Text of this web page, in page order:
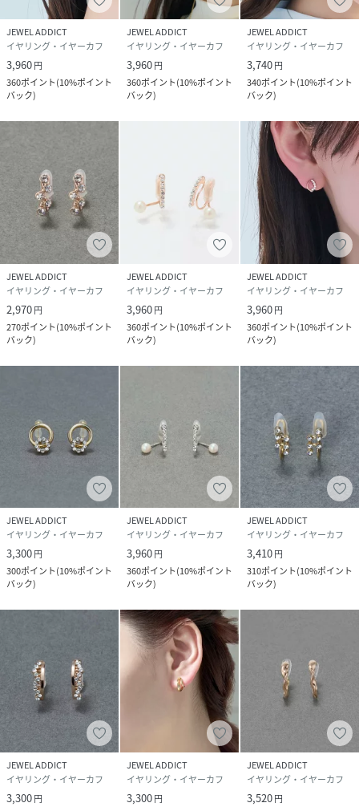
ます。
＊＊＊＊＊＊＊＊＊＊＊＊＊＊＊＊＊＊＊＊＊
------------------------------------------
レゼント#クリスマス#バレンタイン#ホワイトデー#母の日#
シャンパンゴールド#お花見#七五三#セレモニー#フォーマル
#入学式#入園式#卒業式#卒園式
------------------------------------------
◆◆◆Phoebe/フィービィー◆◆◆
欲しいものが必ず見つかる。
アクセサリー＆ライトジュエリーブランド
「Phoebe/フィービィー」
性別タイプ ユニセックス
真鍮シャンパンゴールドコーティング,合金,プラ
スチックパール,ニッケルフリー,シリコンカバー
サイズ
NY7011_50252
50252-1806-0-00 NY7011
JEWEL ADDICT
イヤリング・イヤーカフ
3,960円
360ポイント(10%ポイント
バック)
JEWEL ADDICT
イヤリング・イヤーカフ
3,960円
360ポイント(10%ポイント
バック)
JEWEL ADDICT
イヤリング・イヤーカフ
3,740円
340ポイント(10%ポイント
バック)
JEWEL ADDICT
イヤリング・イヤーカフ
2,970円
270ポイント(10%ポイント
バック)
JEWEL ADDICT
イヤリング・イヤーカフ
3,960円
360ポイント(10%ポイント
バック)
JEWEL ADDICT
イヤリング・イヤーカフ
3,960円
360ポイント(10%ポイント
バック)
JEWEL ADDICT
イヤリング・イヤーカフ
3,300円
300ポイント(10%ポイント
バック)
JEWEL ADDICT
イヤリング・イヤーカフ
3,960円
360ポイント(10%ポイント
バック)
JEWEL ADDICT
イヤリング・イヤーカフ
3,410円
310ポイント(10%ポイント
バック)
JEWEL ADDICT
イヤリング・イヤーカフ
3,300円
JEWEL ADDICT
イヤリング・イヤーカフ
3,300円
JEWEL ADDICT
イヤリング・イヤーカフ
3,520円